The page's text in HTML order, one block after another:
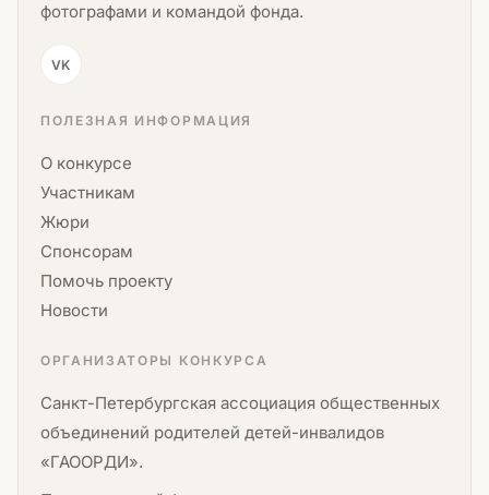
фотографами и командой фонда.
VK
ПОЛЕЗНАЯ ИНФОРМАЦИЯ
О конкурсе
Участникам
Жюри
Спонсорам
Помочь проекту
Новости
ОРГАНИЗАТОРЫ КОНКУРСА
Санкт-Петербургская ассоциация общественных
объединений родителей детей-инвалидов
«ГАООРДИ».